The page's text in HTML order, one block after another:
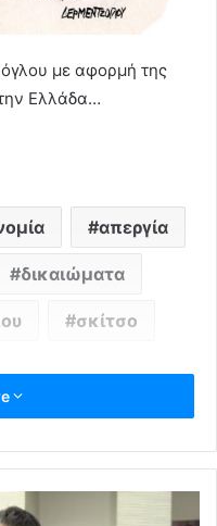
με αφορμή της
την Ελλάδα…
απεργία
δικαιώματα
σκίτσο